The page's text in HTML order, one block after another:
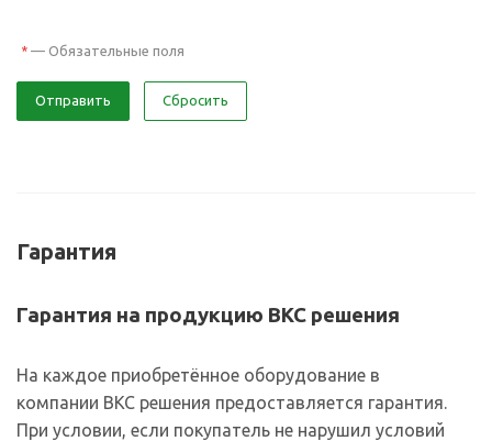
* — Обязательные поля
Отправить Сбросить
Гарантия
Гарантия на продукцию ВКС решения
На каждое приобретённое оборудование в
компании ВКС решения предоставляется гарантия.
При условии, если покупатель не нарушил условий